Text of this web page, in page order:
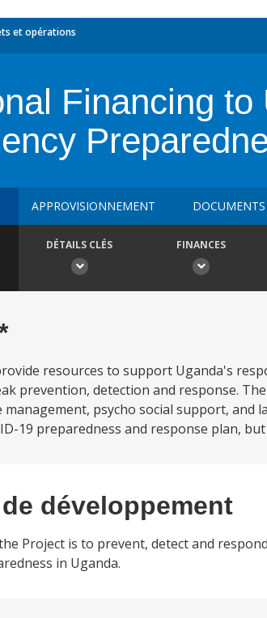
et opérations
Financing
APPROVISIONNEMENT DOCUMENTS
DÉTAILS CLÉS FINANCES
resources to support Uganda's
prevention, detection and response.
management, psycho social support,
19 preparedness and response plan,
développement
Project is to prevent, detect and
in Uganda.